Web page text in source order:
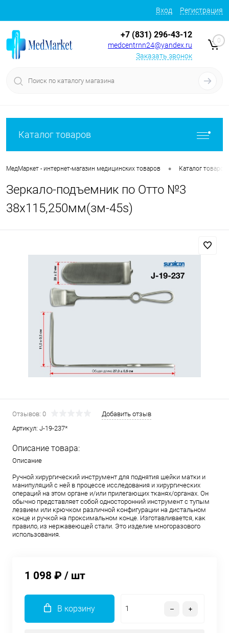
Вход Регистрация
+7 (831) 296-43-12
medcentrnn24@yandex.ru
Заказать звонок
0
Каталог товаров
МедМаркет - интернет-магазин медицинских товаров • Каталог товаров
Зеркало-подъемник по Отто №3
38х115,250мм(зм-45s)
Отзывов: 0
Добавить отзыв
Артикул: J-19-237*
Описание товара:
Описание
Ручной хирургический инструмент для поднятия шейки матки и
манипуляций с ней в процессе исследования и хирургических
операций на этом органе и/или прилегающих тканях/органах. Он
обычно представляет собой односторонний инструмент с тупым
лезвием или крючком различной конфигурации на дистальном
конце и ручкой на проксимальном конце. Изготавливается, как
правило, из нержавеющей стали. Это изделие многоразового
использования.
1 098 ₽ / шт
В корзину